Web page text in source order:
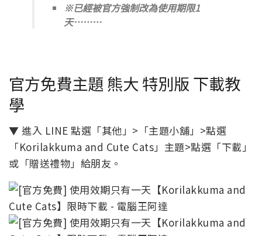
※已經被官方強制改為使用期限1
天………
官方免費主題 熊大 特別版 下載教
學
▼ 進入 LINE 點選「其他」>「主題小舖」>點選
「Korilakkuma and Cute Cats」主題>點選「下載」
或「贈送禮物」給朋友。